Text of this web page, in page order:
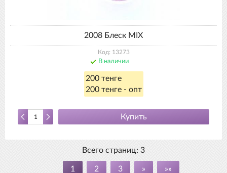
2008 Блеск MIX
Код: 13273
В наличии
200 тенге
200 тенге - опт
Купить
Всего страниц: 3
1 2 3 » »»